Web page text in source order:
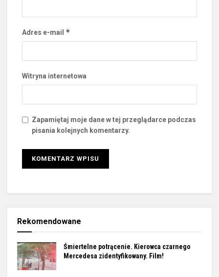
Adres e-mail *
Witryna internetowa
Zapamiętaj moje dane w tej przeglądarce podczas
pisania kolejnych komentarzy.
Rekomendowane
Śmiertelne potrącenie. Kierowca czarnego
Mercedesa zidentyfikowany. Film!